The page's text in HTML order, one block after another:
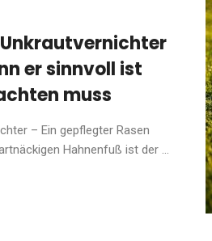
er sinnvoll ist
muss
– Ein gepflegter Rasen
Hahnenfuß ist der ...